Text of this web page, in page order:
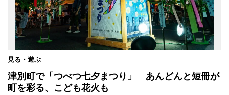
見る・遊ぶ
津別町で「つべつ七夕まつり」 あんどんと短冊が
町を彩る、こども花火も